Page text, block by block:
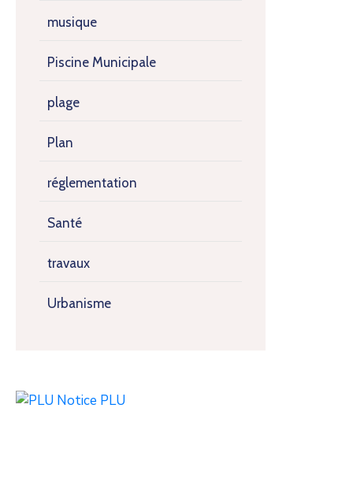
musique
Piscine Municipale
plage
Plan
réglementation
Santé
travaux
Urbanisme